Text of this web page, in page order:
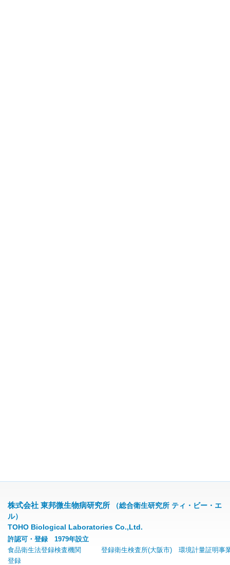
株式会社 東邦微生物病研究所
（総合衛生研究所 ティ・ビー・エ
ル）
TOHO Biological Laboratories Co.,Ltd.
許認可・登録 1979年設立
食品衛生法登録検査機関 登録衛生検査所(大阪市) 環境計量証明事
登録